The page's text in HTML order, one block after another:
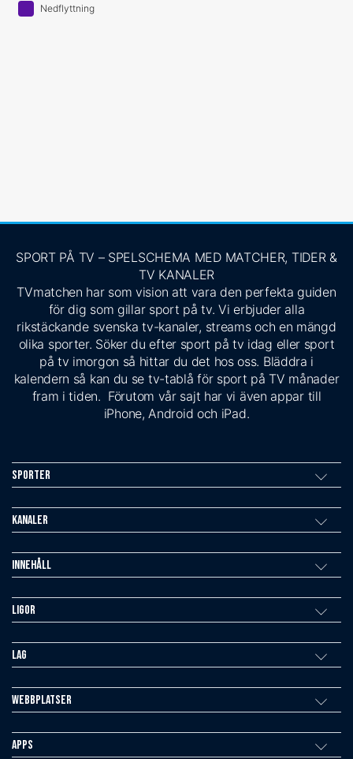
Nedflyttning
SPORT PÅ TV – SPELSCHEMA MED MATCHER, TIDER &
TV KANALER
TVmatchen har som vision att vara den perfekta guiden
för dig som gillar sport på tv. Vi erbjuder alla
rikstäckande svenska tv-kanaler, streams och en mängd
olika sporter. Söker du efter sport på tv idag eller sport
på tv imorgon så hittar du det hos oss. Bläddra i
kalendern så kan du se tv-tablå för sport på TV månader
fram i tiden. Förutom vår sajt har vi även appar till
iPhone, Android och iPad.
Sporter
Kanaler
Innehåll
Ligor
Lag
Webbplatser
Apps